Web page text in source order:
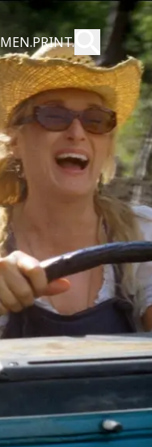
MEN.PRINT. Pretraži
Pošalji